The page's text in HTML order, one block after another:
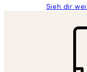
Sieh dir